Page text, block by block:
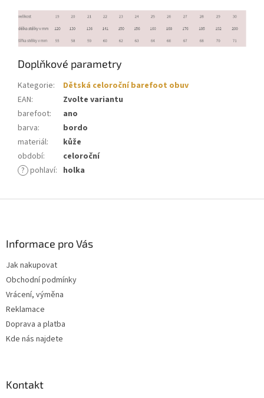
Doplňkové parametry
Kategorie:
Dětská celoroční barefoot obuv
EAN:
Zvolte variantu
barefoot:
ano
barva:
bordo
materiál:
kůže
období:
celoroční
? pohlaví: holka
Informace pro Vás
Jak nakupovat
Obchodní podmínky
Vrácení, výměna
Reklamace
Doprava a platba
Kde nás najdete
Kontakt